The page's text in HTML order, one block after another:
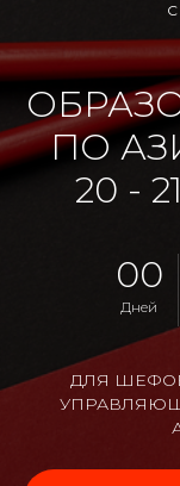
ПО
20 -
00
Дней
ДЛЯ